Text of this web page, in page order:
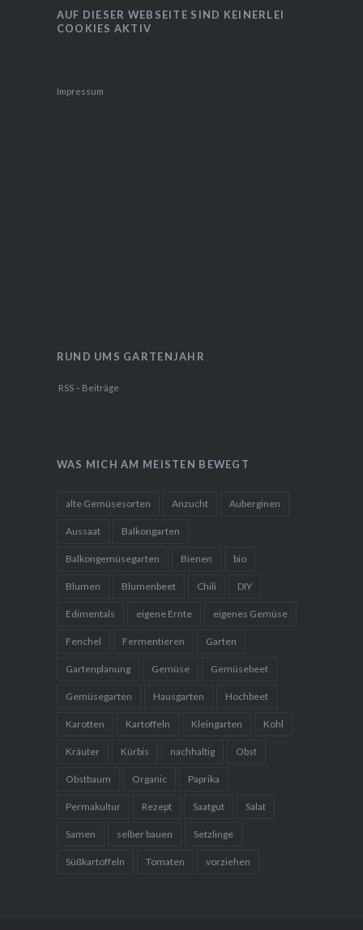
AUF DIESER WEBSEITE SIND KEINERLEI
COOKIES AKTIV
Impressum
RUND UMS GARTENJAHR
RSS – Beiträge
WAS MICH AM MEISTEN BEWEGT
alte Gemüsesorten Anzucht Auberginen
Aussaat Balkongarten
Balkongemüsegarten Bienen bio
Blumen Blumenbeet Chili DIY
Edimentals eigene Ernte eigenes Gemüse
Fenchel Fermentieren Garten
Gartenplanung Gemüse Gemüsebeet
Gemüsegarten Hausgarten Hochbeet
Karotten Kartoffeln Kleingarten Kohl
Kräuter Kürbis nachhaltig Obst
Obstbaum Organic Paprika
Permakultur Rezept Saatgut Salat
Samen selber bauen Setzlinge
Süßkartoffeln Tomaten vorziehen